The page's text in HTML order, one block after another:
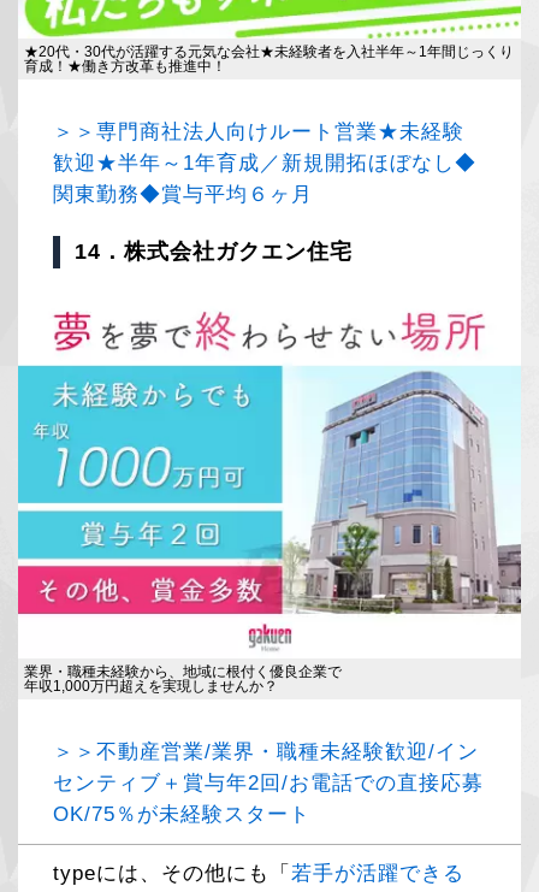
★20代・30代が活躍する元気な会社★未経験者を入社半年～1年間じっくり
育成！★働き方改革も推進中！
＞＞専門商社法人向けルート営業★未経験
歓迎★半年～1年育成／新規開拓ほぼなし◆
関東勤務◆賞与平均６ヶ月
14．株式会社ガクエン住宅
業界・職種未経験から、地域に根付く優良企業で
年収1,000万円超えを実現しませんか？
＞＞不動産営業/業界・職種未経験歓迎/イン
センティブ＋賞与年2回/お電話での直接応募
OK/75％が未経験スタート
typeには、その他にも「若手が活躍できる